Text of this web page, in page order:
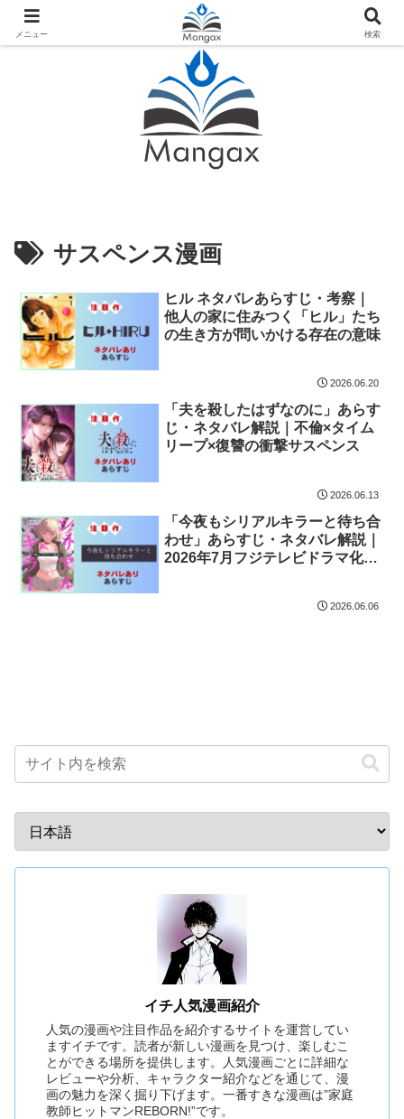
人気おすすめ漫画紹介ならMangax（マンガックス）
サスペンス漫画
ヒル ネタバレあらすじ・考察｜
他人の家に住みつく「ヒル」たち
の生き方が問いかける存在の意味
2026.06.20
「夫を殺したはずなのに」あらす
じ・ネタバレ解説｜不倫×タイム
リープ×復讐の衝撃サスペンス
2026.06.13
「今夜もシリアルキラーと待ち合
わせ」あらすじ・ネタバレ解説｜
2026年7月フジテレビドラマ化！
2026.06.06
イチ人気漫画紹介
人気の漫画や注目作品を紹介するサイトを運営してい
ますイチです。読者が新しい漫画を見つけ、楽しむこ
とができる場所を提供します。人気漫画ごとに詳細な
レビューや分析、キャラクター紹介などを通じて、漫
画の魅力を深く掘り下げます。一番すきな漫画は”家庭
教師ヒットマンREBORN!”です。
メニュー 検索